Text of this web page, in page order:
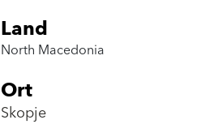
Land
North Macedonia
Ort
Skopje